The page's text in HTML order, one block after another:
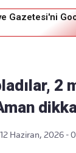
Gazetesi'ni
2
12 Haziran, 2026 -